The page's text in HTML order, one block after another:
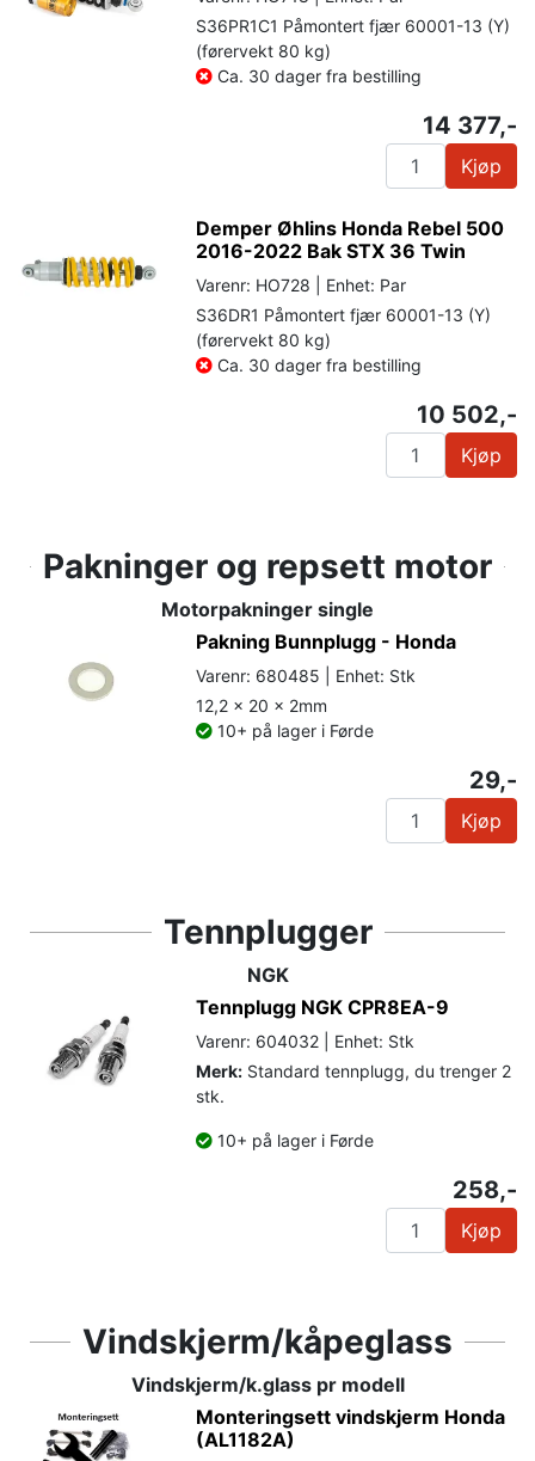
S36PR1C1 Påmontert fjær 60001-13 (Y)
(førervekt 80 kg)
Ca. 30 dager fra bestilling
14 377,-
Kjøp
Demper Øhlins Honda Rebel 500
2016-2022 Bak STX 36 Twin
Varenr: HO728 | Enhet: Par
S36DR1 Påmontert fjær 60001-13 (Y)
(førervekt 80 kg)
Ca. 30 dager fra bestilling
10 502,-
Kjøp
Pakninger og repsett motor
Motorpakninger single
Pakning Bunnplugg - Honda
Varenr: 680485 | Enhet: Stk
12,2 x 20 x 2mm
10+ på lager i Førde
29,-
Kjøp
Tennplugger
NGK
Tennplugg NGK CPR8EA-9
Varenr: 604032 | Enhet: Stk
Merk: Standard tennplugg, du trenger 2
stk.
10+ på lager i Førde
258,-
Kjøp
Vindskjerm/kåpeglass
Vindskjerm/k.glass pr modell
Monteringsett vindskjerm Honda
(AL1182A)